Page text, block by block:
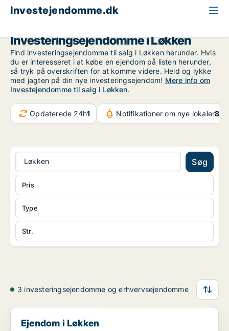
Investejendomme.dk
Investeringsejendomme i Løkken
Find investeringsejendomme til salg i Løkken herunder. Hvis
du er interesseret i at købe en ejendom på listen herunder,
så tryk på overskriften for at komme videre. Held og lykke
med jagten på din nye investeringsejendom! Mere info om
Investejendomme til salg i Løkken.
Opdaterede 24h1 Notifikationer om nye lokaler
Løkken Søg
Type
Str.
Pris
3 investeringsejendomme og erhvervsejendomme
Ejendom i Løkken
Ejendom i Løkken